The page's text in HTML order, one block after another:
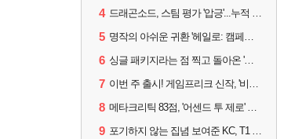
4 드래곤소드, 스팀 평가 '압긍'...누적 판매량 20만장 돌파
5 명작의 아쉬운 귀환 '헤일로: 캠페인 이볼브드'
6 싱글 패키지라는 점 찍고 돌아온 '드래곤소드: 어웨이크닝'
7 이번 주 출시! 게임프리크 신작, '비스트 오브 리인카네이션'
8 메타크리틱 83점, '어센드 투 제로' 정식 출시!
9 포기하지 않는 집념 보여준 KC, T1 잡았다